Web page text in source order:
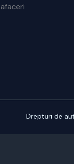
Drepturi de